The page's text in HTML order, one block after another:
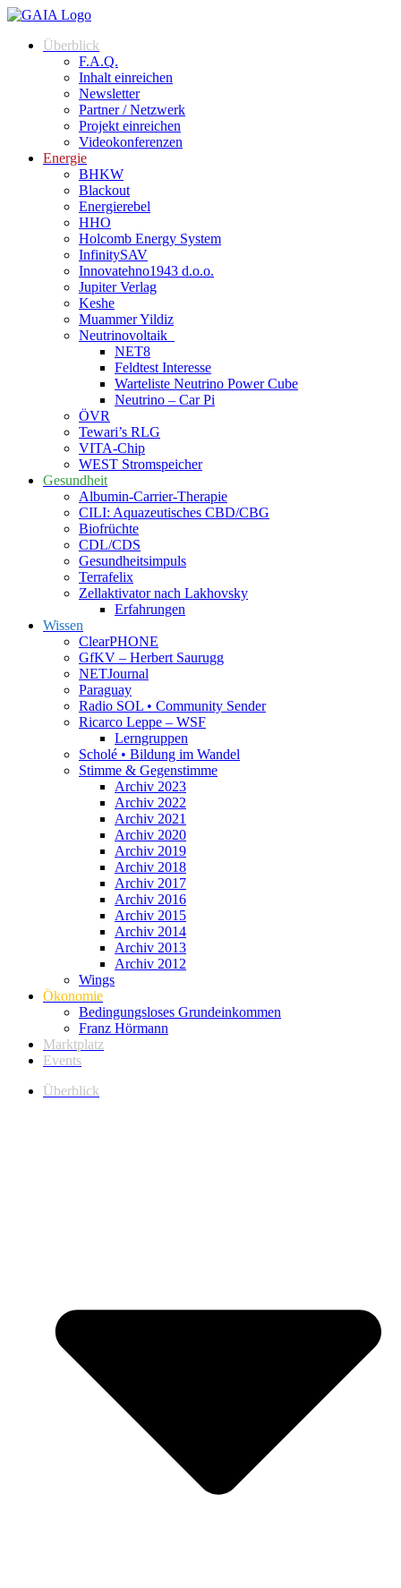
Zum
springenÜberblick
F.A.Q.
Inhalt einreichen
Newsletter
Partner / Netzwerk
Projekt einreichen
Videokonferenzen
Energie
BHKW
Blackout
Energierebel
HHO
Holcomb Energy System
InfinitySAV
Innovatehno1943 d.o.o.
Jupiter Verlag
Keshe
Muammer Yildiz
Neutrinovoltaik
NET8
Feldtest Interesse
Warteliste Neutrino Power Cube
Neutrino – Car Pi
ÖVR
Tewari’s RLG
VITA-Chip
WEST Stromspeicher
Gesundheit
Albumin-Carrier-Therapie
CILI: Aquazeutisches CBD/CBG
Biofrüchte
CDL/CDS
Gesundheitsimpuls
Terrafelix
Zellaktivator nach Lakhovsky
Erfahrungen
Wissen
ClearPHONE
GfKV – Herbert Saurugg
NETJournal
Paraguay
Radio SOL • Community Sender
Ricarco Leppe – WSF
Lerngruppen
Scholé • Bildung im Wandel
Stimme & Gegenstimme
Archiv 2023
Archiv 2022
Archiv 2021
Archiv 2020
Archiv 2019
Archiv 2018
Archiv 2017
Archiv 2016
Archiv 2015
Archiv 2014
Archiv 2013
Archiv 2012
Wings
Ökonomie
Bedingungsloses Grundeinkommen
Franz Hörmann
Marktplatz
Events
Überblick